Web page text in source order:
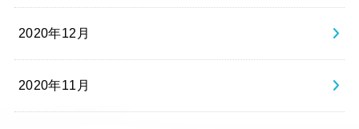
2020年12月
2020年11月